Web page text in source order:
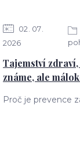
02 07
2026
Tajemství
známe, ale
Proč je prevence